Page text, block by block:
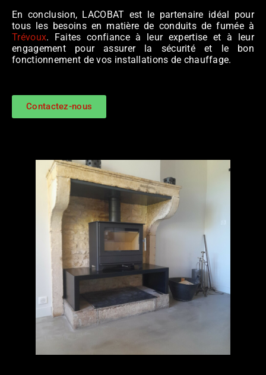
En conclusion, LACOBAT est le partenaire idéal pour
tous les besoins en matière de conduits de fumée à
Trévoux. Faites confiance à leur expertise et à leur
engagement pour assurer la sécurité et le bon
fonctionnement de vos installations de chauffage.
Contactez-nous